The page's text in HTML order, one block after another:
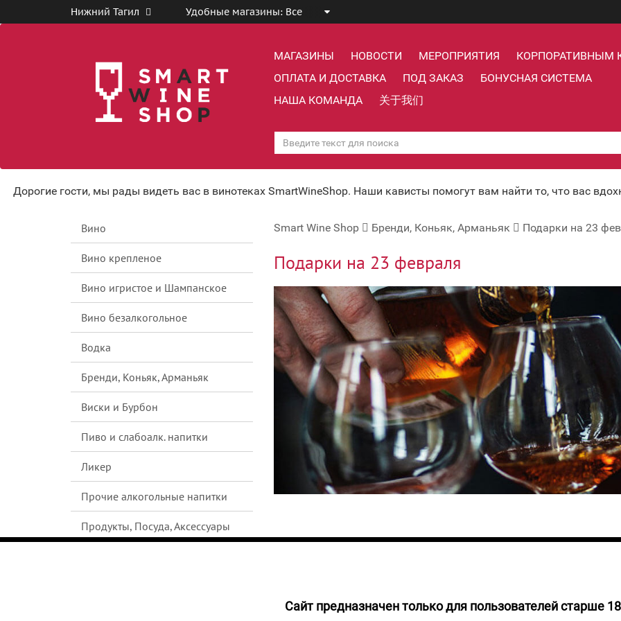
Нижний Тагил Удобные магазины: Все
МАГАЗИНЫ НОВОСТИ МЕРОПРИЯТИЯ
КОРПОРАТИВНЫМ
ОПЛАТА И ДОСТАВКА
ПОД ЗАКАЗ
БОНУСНАЯ СИСТЕМА
НАША КОМАНДА
关于我们
Дорогие гости, мы рады видеть вас в винотеках SmartWineShop. Наши кависты помогут вам найти то, что вас
Вино
Вино крепленое
Вино игристое и Шампанское
Вино безалкогольное
Водка
Бренди, Коньяк, Арманьяк
Виски и Бурбон
Пиво и слабоалк. напитки
Ликер
Прочие алкогольные напитки
Продукты, Посуда, Аксессуары
Smart Wine Shop Бренди, Коньяк, Арманьяк Подарки на 23
Подарки на 23 февраля
Cайт предназначен только для пользователей старше